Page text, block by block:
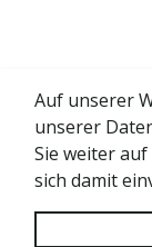
Auf unserer
unserer
Sie weiter
sich damit